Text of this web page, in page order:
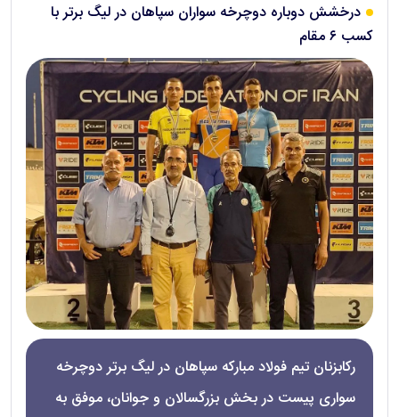
درخشش دوباره دوچرخه سواران سپاهان در لیگ برتر با
کسب ۶ مقام
رکابزنان تیم فولاد مبارکه سپاهان در لیگ برتر دوچرخه
سواری پیست در بخش بزرگسالان و جوانان، موفق به